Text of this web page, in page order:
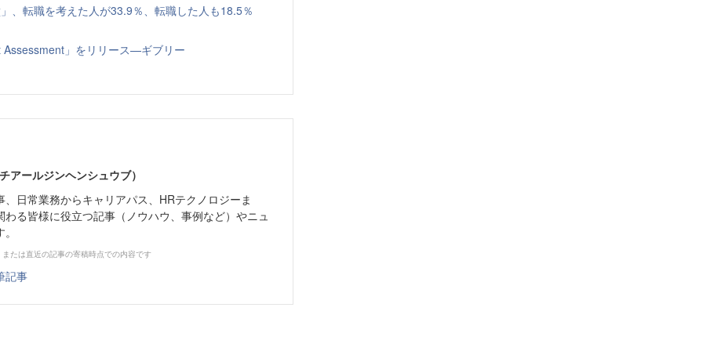
、転職を考えた人が33.9％、転職した人も18.5％
」をリリース—ギブリー
アールジンヘンシュウブ）
日常業務からキャリアパス、HRテクノロジーま
る皆様に役立つ記事（ノウハウ、事例など）やニュ
たは直近の記事の寄稿時点での内容です
記事